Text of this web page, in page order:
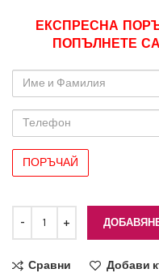
ЕКСПРЕСНА
ПОПЪЛНЕТЕ
Име
и
Фамилия
Телефон
Сравни Добави